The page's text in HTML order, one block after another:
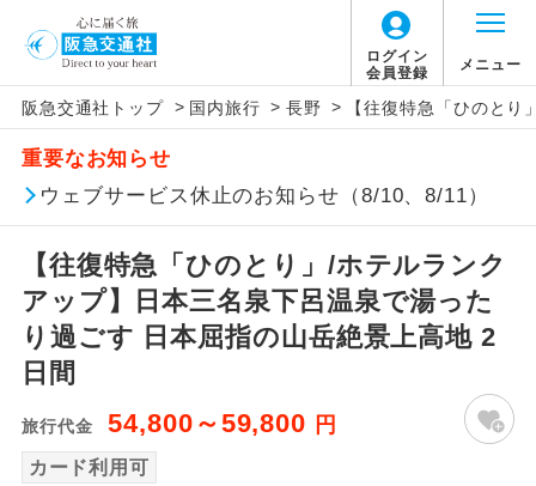
ログイン
会員登録
メニュー
阪急交通社トップ > 国内旅行 > 長野 > 【往復特急「ひのと
重要なお知らせ
ウェブサービス休止のお知らせ（8/10、8/11）
【往復特急「ひのとり」/ホテルランク
アップ】日本三名泉下呂温泉で湯った
り過ごす 日本屈指の山岳絶景上高地 2
日間
旅行代金 54,800～59,800 円
カード利用可
アイコン 説明
添乗員同行
往路出発空港（駅）から復路到着空港
（駅）まで同行します。
現地添乗員同
現地到着空港（駅）から最終日出発空港
（駅）まで添乗員が同行します。
バスガイド乗
務
バスガイドが乗務し、車内での観光案内
新コース 初登場のコースです。